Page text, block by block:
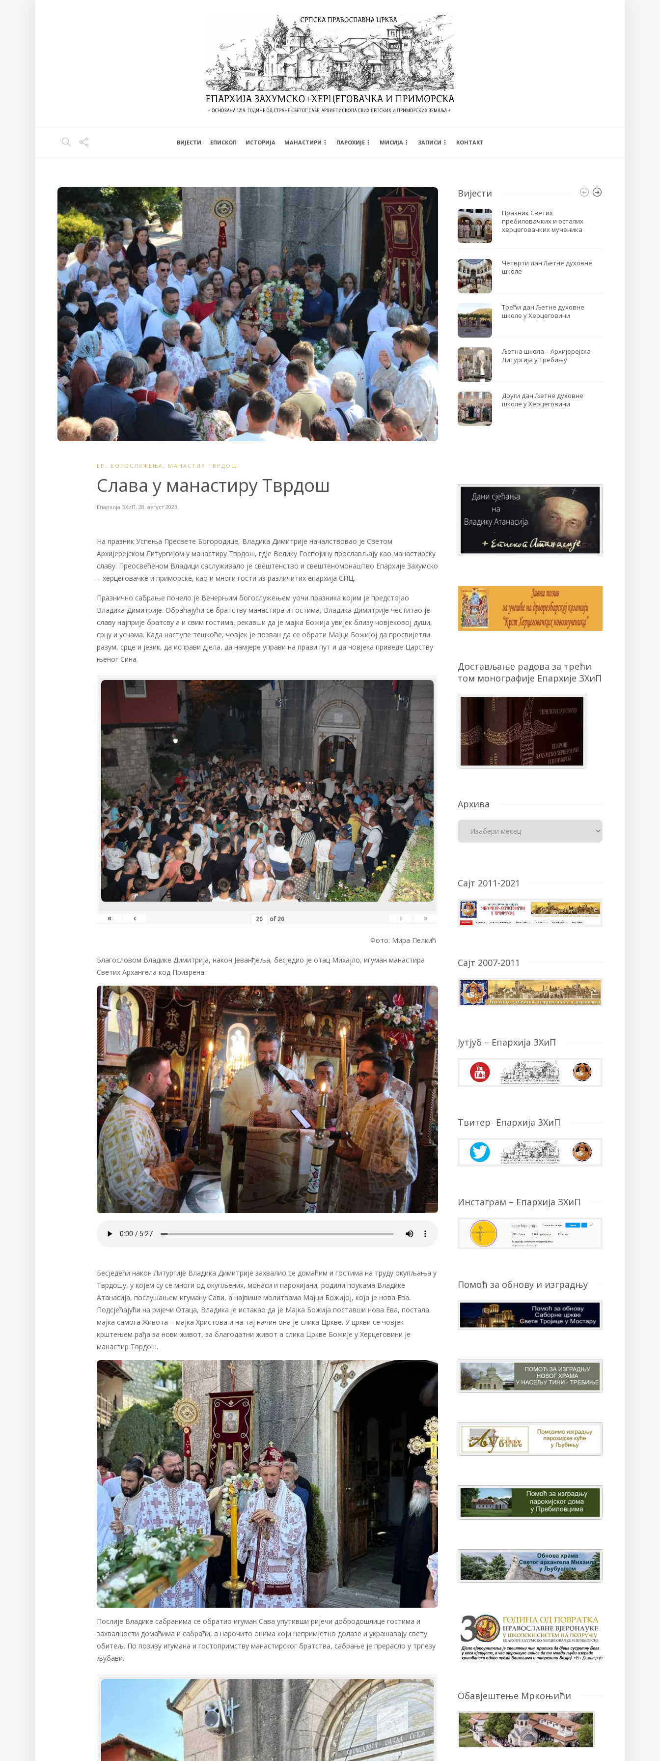
ВИЈЕСТИ EПИСКОП ИСТОРИЈА МАНАСТИРИ ПАРОХИЈЕ МИСИЈА ЗАПИСИ КОНТАКТ
ЕП. БОГОСЛУЖЕЊА , МАНАСТИР ТВРДОШ
Слава у манастиру Тврдош
Епархија ЗХиП, 28. август 2023.
На празник Успења Пресвете Богородице, Владика Димитрије началствовао је Светом
Архијерејском Литургијом у манастиру Тврдош, гдје Велику Госпојину прослављају као манастирску
славу. Преосвећеном Владици саслуживало је свештенство и свештеномонаштво Епархије Захумско
– херцеговачке и приморске, као и многи гости из различитих епархија СПЦ.
Празнично сабрање почело је Вечерњим богослужењем уочи празника којим је предстојао
Владика Димитрије. Обраћајући се братству манастира и гостима, Владика Димитрије честитао је
славу најприје братсву а и свим гостима, рекавши да je мајка Божија увијек близу човјековој души,
срцу и уснама. Када наступе тешкоће, човјек је позван да се обрати Мајци Божијој да просвијетли
разум, срце и језик, да исправи дјела, да намјере управи на прави пут и да човјека приведе Царству
њеног Сина.
« ‹ of 20 › »
Фото: Мира Пелкић
Благословом Владике Димитрија, након Јеванђеља, бесједио је отац Михајло, игуман манастира
Светих Архангела код Призрена.
Бесједећи након Литургије Владика Димитрије захвалио се домаћим и гостима на труду окупљања у
Тврдошу, у којем су се многи од окупљених, монаси и парохијани, родили поукама Владике
Атанасија, послушањем игуману Сави, а највише молитвама Мајци Божијој, која је нова Ева.
Подсјећајући на ријечи Отаца, Владика је истакао да је Мајка Божија поставши нова Ева, постала
мајка самога Живота – мајка Христова и на тај начин она је слика Цркве. У цркви се човјек
крштењем рађа за нови живот, за благодатни живот а слика Цркве Божије у Херцеговини је
манастир Тврдош.
Послије Владике сабранима се обратио игуман Сава упутивши ријечи добродошлице гостима и
захвалности домаћима и сабраћи, а нарочито онима који непримјетно долазе и украшавају свету
обитељ. По позиву игумана и гостопримству манастирског братства, сабрање је прерасло у трпезу
љубави.
Вијести
Празник Светих
пребиловачких и осталих
херцеговачких мученика
Четврти дан Љетне духовне
школе
Трећи дан Љетне духовне
школе у Херцеговини
Љетна школа – Архијерејска
Литургија у Требињу
Други дан Љетне духовне
школе у Херцеговини
Достављање радова за трећи
том монографије Епархије ЗХиП
Архива
Сајт 2011-2021
Сајт 2007-2011
Јутјуб – Епархија ЗХиП
Твитер- Епархија ЗХиП
Инстаграм – Епархија ЗХиП
Помоћ за обнову и изградњу
Обавјештење Мркоњићи